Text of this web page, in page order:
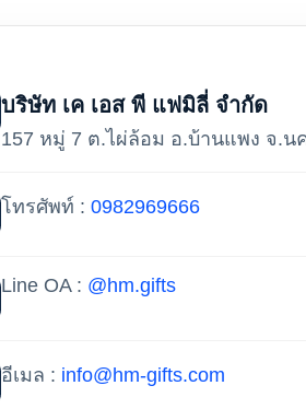
บริษัท เค เอส พี แฟมิลี่ จำกัด
157 หมู่ 7 ต.ไผ่ล้อม อ.บ้านแพง จ.น
โทรศัพท์ : 0982969666
Line OA : @hm.gifts
อีเมล : info@hm-gifts.com